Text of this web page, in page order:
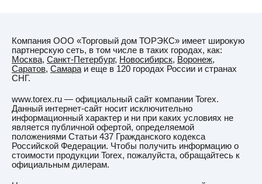
Владивосток
Владикавказ
Владимирская
область
ВНИИССОК
Водный
Волгоград
Компания ООО «Торговый дом ТОРЭКС» имеет широкую
партнерскую сеть, в том числе в таких городах, как:
Москва, Санкт-Петербург, Новосибирск, Воронеж,
Саратов, Самара и еще в 120 городах России и странах
СНГ.
www.torex.ru — официальный сайт компании Torex.
Данный интернет-сайт носит исключительно
информационный характер и ни при каких условиях не
является публичной офертой, определяемой
положениями Статьи 437 Гражданского кодекса
Российской Федерации. Чтобы получить информацию о
стоимости продукции Torex, пожалуйста, обращайтесь к
официальным дилерам.